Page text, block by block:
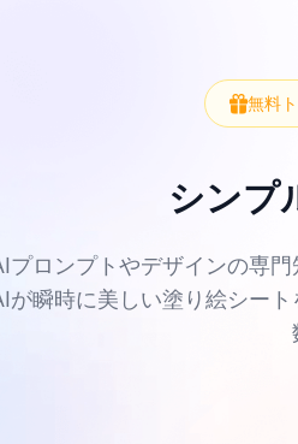
無料
シンプ
プロンプトやデザインの専
が瞬時に美しい塗り絵シー